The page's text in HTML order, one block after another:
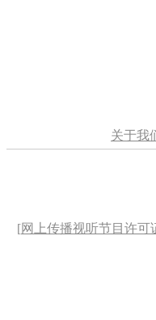
关于我
[网上传播视听节目许可